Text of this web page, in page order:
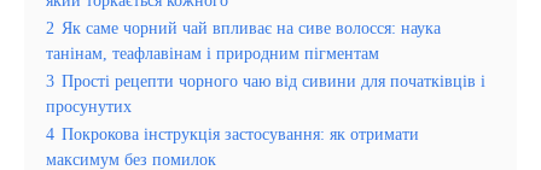
2 Як саме чорний чай впливає на сиве волосся: наука
танінам, теафлавінам і природним пігментам
3 Прості рецепти чорного чаю від сивини для початківців і
просунутих
4 Покрокова інструкція застосування: як отримати
максимум без помилок